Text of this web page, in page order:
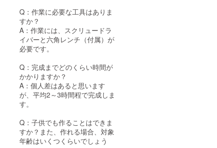
Q：作業に必要な工具はありま
すか？
A：作業には、スクリュードラ
イバーと六角レンチ（付属）が
必要です。
Q：完成までどのくらい時間が
かかりますか？
A：個人差はあると思います
が、平均2～3時間程で完成しま
す。
Q：子供でも作ることはできま
すか？また、作れる場合、対象
年齢はいくつくらいでしょう